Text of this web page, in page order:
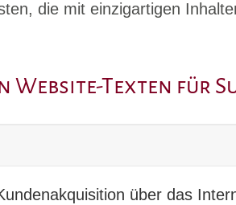
die mit einzigartigen
Website-Texten für
über das